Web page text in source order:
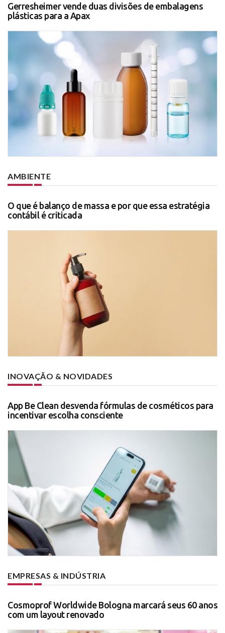
Gerresheimer vende duas divisões de embalagens
plásticas para a Apax
AMBIENTE
O que é balanço de massa e por que essa estratégia
contábil é criticada
INOVAÇÃO & NOVIDADES
App Be Clean desvenda fórmulas de cosméticos para
incentivar escolha consciente
EMPRESAS & INDÚSTRIA
Cosmoprof Worldwide Bologna marcará seus 60 anos
com um layout renovado